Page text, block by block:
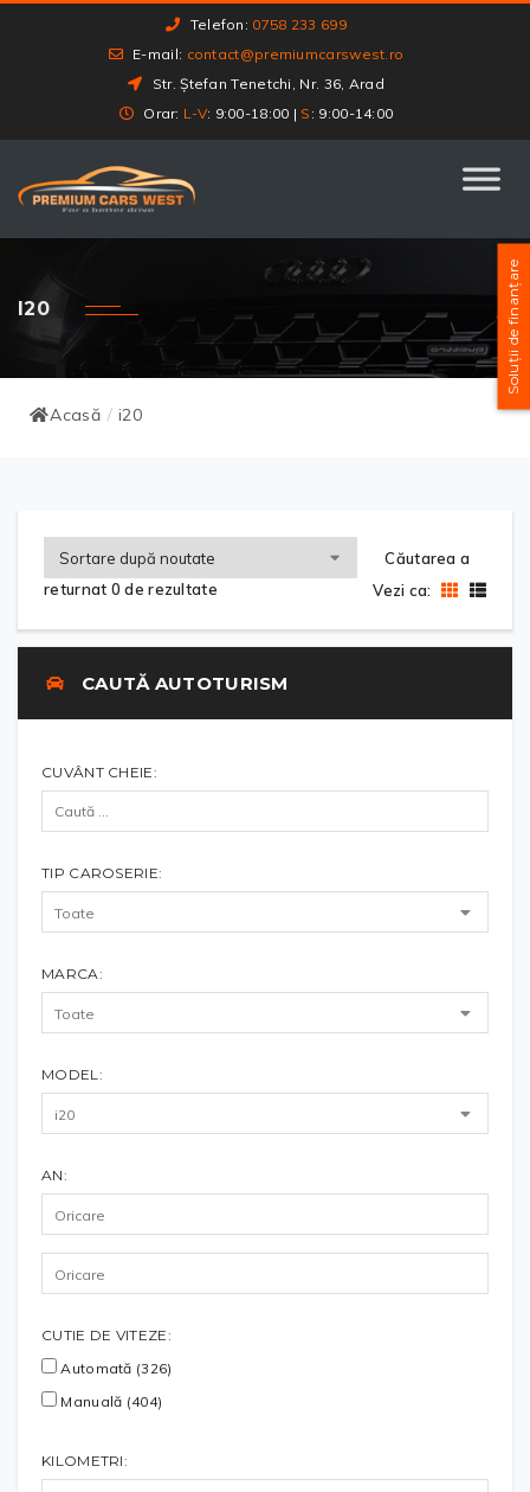
Telefon: 0758 233 699
E-mail: contact@premiumcarswest.ro
Str. Ștefan Tenetchi, Nr. 36, Arad
Orar: L-V: 9:00-18:00 | S : 9:00-14:00
I20
Acasă / i20
Căutarea a
returnat 0 de rezultate
Vezi ca:
CAUTĂ AUTOTURISM
CUVÂNT CHEIE:
TIP CAROSERIE:
MARCA:
MODEL:
AN:
CUTIE DE VITEZE:
Automată (326)
Manuală (404)
KILOMETRI:
Soluții de finanțare